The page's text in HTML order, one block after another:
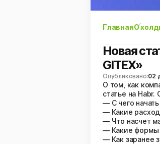
ГлавнаяО
Новая
GITEX»
Опубликовано:02
О том, как
статье на
— С чего
— Какие
— Что насчет
— Какие формы
— Как заранее